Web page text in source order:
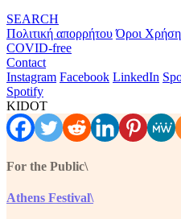
SEARCH
Πολιτική απορρήτου Όροι
COVID-free
Contact
Instagram Facebook LinkedIn
Spotify
KIDOT
For the Public\
Athens Festival\